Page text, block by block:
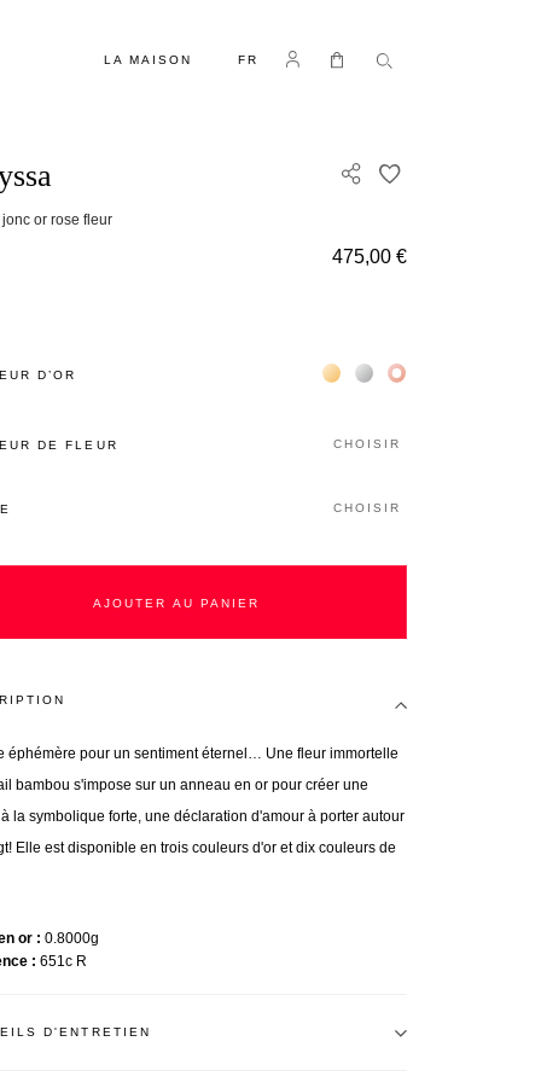
LA MAISON FR Se connecter
Mon panier
jonc or rose fleur
475,00 €
D’OR Жёлтое золото 18К
Белое золото 18К
Розовое золото
DE FLEUR CHOISIR
CHOISIR
AJOUTER AU PANIER
éphémère pour un sentiment éternel… Une fleur immortelle
bambou s'impose sur un anneau en or pour créer une
la symbolique forte, une déclaration d'amour à porter autour
Elle est disponible en trois couleurs d'or et dix couleurs de
or
0.8000g
651c R
D'ENTRETIEN